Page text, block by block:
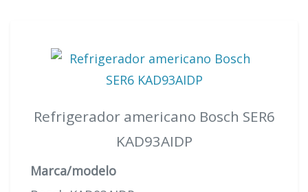
Refrigerador americano Bosch SER6
KAD93AIDP
Marca/modelo